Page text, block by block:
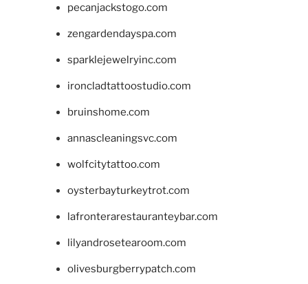
pecanjackstogo.com
zengardendayspa.com
sparklejewelryinc.com
ironcladtattoostudio.com
bruinshome.com
annascleaningsvc.com
wolfcitytattoo.com
oysterbayturkeytrot.com
lafronterarestauranteybar.com
lilyandrosetearoom.com
olivesburgberrypatch.com